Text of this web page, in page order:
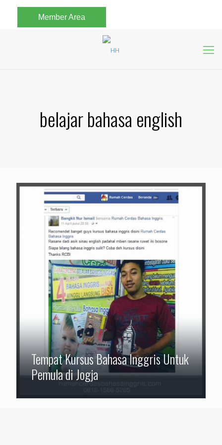
Member Area
belajar bahasa english
Tempat Kursus Bahasa Inggris Untuk
Pemula di Jogja